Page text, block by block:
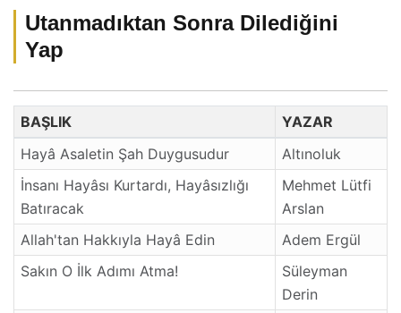
Utanmadıktan Sonra Dilediğini
Yap
BAŞLIK
YAZAR
Hayâ Asaletin Şah Duygusudur
Altınoluk
İnsanı Hayâsı Kurtardı, Hayâsızlığı
Batıracak
Mehmet Lütfi
Arslan
Allah'tan Hakkıyla Hayâ Edin
Adem Ergül
Sakın O İlk Adımı Atma!
Süleyman
Derin